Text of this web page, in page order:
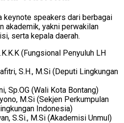
keynote speakers dari berbagai
akademik, yakni perwakilan
serta kepala daerah.
(Fungsional Penyuluh LH
S.H., M.Si (Deputi Lingkungan
Sp.OG (Wali Kota Bontang)
M.Si (Sekjen Perkumpulan
Indonesia)
S.Si., M.Si (Akademisi Unmul)